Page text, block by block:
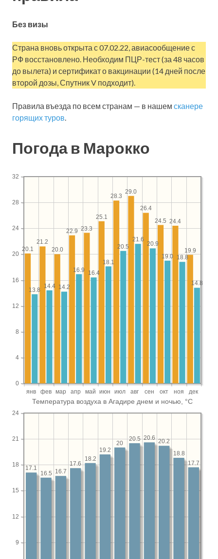
Без визы
Страна вновь открыта с 07.02.22, авиасообщение с
РФ восстановлено. Необходим ПЦР-тест (за 48 часов
до вылета) и сертификат о вакцинации (14 дней после
второй дозы, Спутник V подходит).
Правила въезда по всем странам — в нашем сканере
горящих туров.
Погода в Марокко